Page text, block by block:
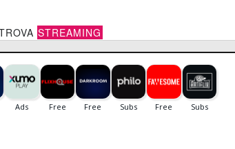
STREAMING